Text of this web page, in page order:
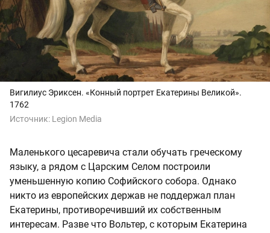
Вигилиус Эриксен. «Конный портрет Екатерины Великой».
1762
Источник: Legion Media
Маленького цесаревича стали обучать греческому
языку, а рядом с Царским Селом построили
уменьшенную копию Софийского собора. Однако
никто из европейских держав не поддержал план
Екатерины, противоречивший их собственным
интересам. Разве что Вольтер, с которым Екатерина